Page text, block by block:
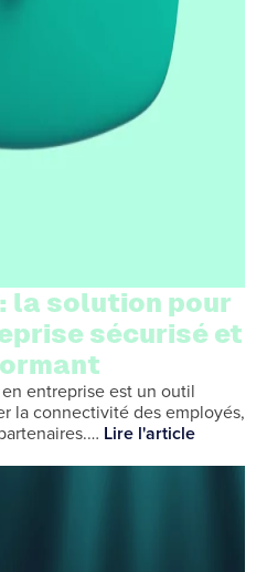
la solution pour
sécurisé et
entreprise est un outil
la connectivité des employés,
Lire l'article